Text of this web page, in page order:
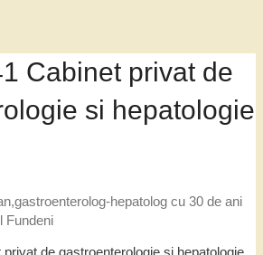
Cabinet privat de
si hepatologie
hepatolog cu 30 de ani
Fundeni